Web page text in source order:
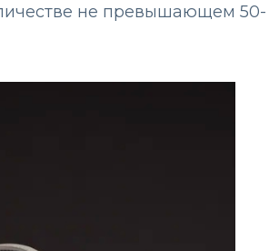
не превышающем 50-